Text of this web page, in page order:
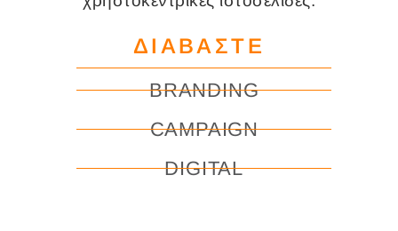
ΔΙΑΒΑΣΤΕ
BRANDING
CAMPAIGN
DIGITAL